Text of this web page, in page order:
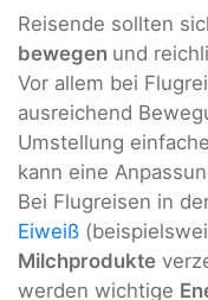
Reisende sollten
bewegen und
Vor allem bei
ausreichend
Umstellung
kann eine
Bei Flugreisen in
Eiweiß
Milchprodukte
werden wichtige